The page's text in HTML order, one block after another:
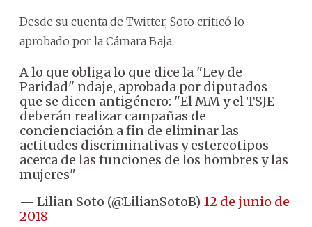
Desde su cuenta de Twitter, Soto criticó lo
aprobado por la Cámara Baja.
A lo que obliga lo que dice la "Ley de
Paridad" ndaje, aprobada por diputados
que se dicen antigénero: "El MM y el TSJE
deberán realizar campañas de
concienciación a fin de eliminar las
actitudes discriminativas y estereotipos
acerca de las funciones de los hombres y las
mujeres"
— Lilian Soto (@LilianSotoB) 12 de junio de
2018